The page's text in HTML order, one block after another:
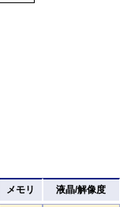
メモリ 液晶/解像度